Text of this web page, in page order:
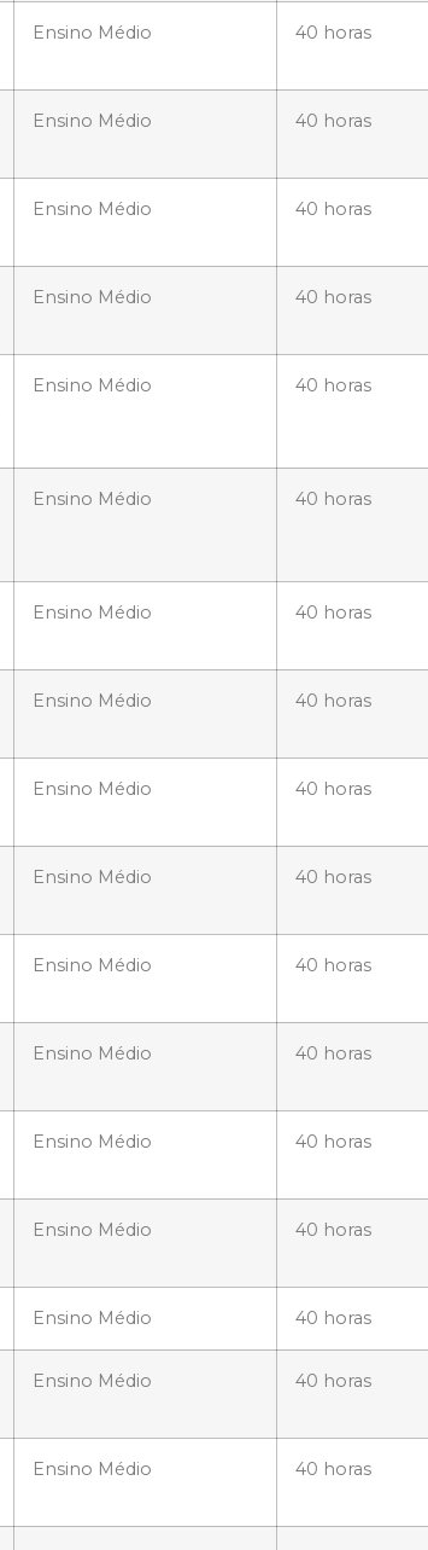
Ensino Médio 40 horas
Ensino Médio 40 horas
Ensino Médio 40 horas
Ensino Médio 40 horas
Ensino Médio 40 horas
Ensino Médio 40 horas
Ensino Médio 40 horas
Ensino Médio 40 horas
Ensino Médio 40 horas
Ensino Médio 40 horas
Ensino Médio 40 horas
Ensino Médio 40 horas
Ensino Médio 40 horas
Ensino Médio 40 horas
Ensino Médio 40 horas
Ensino Médio 40 horas
Ensino Médio 40 horas